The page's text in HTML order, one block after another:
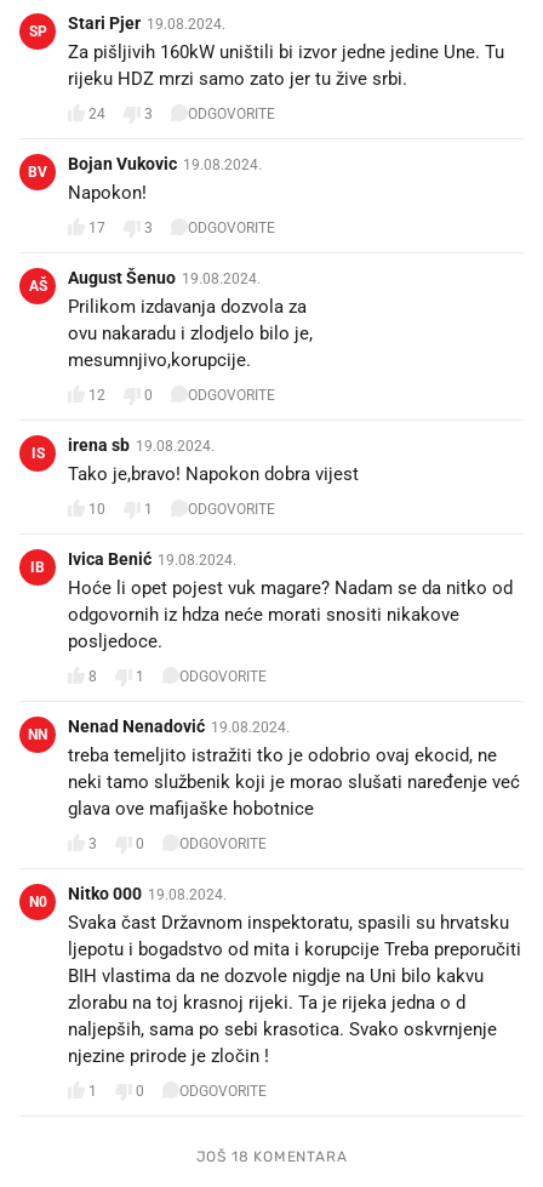
SP Stari Pjer 19.08.2024.
Za pišljivih 160kW uništili bi izvor jedne jedine Une. Tu
rijeku HDZ mrzi samo zato jer tu žive srbi.
24 3 ODGOVORITE
BV Bojan Vukovic 19.08.2024.
Napokon!
17 3 ODGOVORITE
AŠ August Šenuo 19.08.2024.
Prilikom izdavanja dozvola za
ovu nakaradu i zlodjelo bilo je,
mesumnjivo,korupcije.
12 0 ODGOVORITE
IS irena sb 19.08.2024.
Tako je,bravo! Napokon dobra vijest 💪
10 1 ODGOVORITE
IB Ivica Benić 19.08.2024.
Hoće li opet pojest vuk magare? Nadam se da nitko od
odgovornih iz hdza neće morati snositi nikakove
posljedoce.
8 1 ODGOVORITE
NN Nenad Nenadović 19.08.2024.
treba temeljito istražiti tko je odobrio ovaj ekocid, ne
neki tamo službenik koji je morao slušati naređenje već
glava ove mafijaške hobotnice
3 0 ODGOVORITE
N0 Nitko 000 19.08.2024.
Svaka čast Državnom inspektoratu, spasili su hrvatsku
ljepotu i bogadstvo od mita i korupcije Treba preporučiti
BIH vlastima da ne dozvole nigdje na Uni bilo kakvu
zlorabu na toj krasnoj rijeki. Ta je rijeka jedna o d
naljepših, sama po sebi krasotica. Svako oskvrnjenje
njezine prirode je zločin !
1 0 ODGOVORITE
JOŠ 18 KOMENTARA